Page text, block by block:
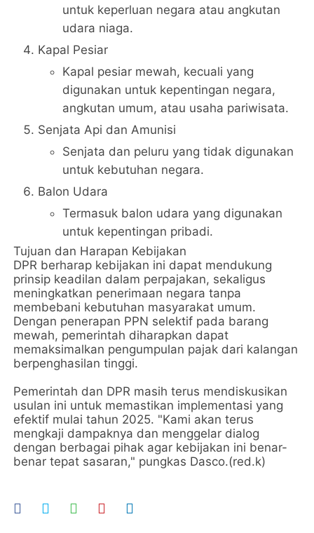
untuk keperluan negara atau angkutan
udara niaga.
Kapal Pesiar
Kapal pesiar mewah, kecuali yang
digunakan untuk kepentingan negara,
angkutan umum, atau usaha pariwisata.
Senjata Api dan Amunisi
Senjata dan peluru yang tidak digunakan
untuk kebutuhan negara.
Balon Udara
Termasuk balon udara yang digunakan
untuk kepentingan pribadi.
Tujuan dan Harapan Kebijakan
DPR berharap kebijakan ini dapat mendukung
prinsip keadilan dalam perpajakan, sekaligus
meningkatkan penerimaan negara tanpa
membebani kebutuhan masyarakat umum.
Dengan penerapan PPN selektif pada barang
mewah, pemerintah diharapkan dapat
memaksimalkan pengumpulan pajak dari kalangan
berpenghasilan tinggi.
Pemerintah dan DPR masih terus mendiskusikan
usulan ini untuk memastikan implementasi yang
efektif mulai tahun 2025. "Kami akan terus
mengkaji dampaknya dan menggelar dialog
dengan berbagai pihak agar kebijakan ini benar-
benar tepat sasaran," pungkas Dasco.(red.k)